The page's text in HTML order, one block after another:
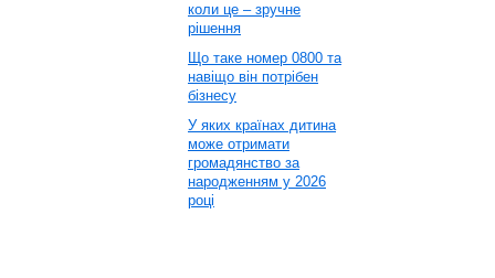
коли це – зручне
рішення
Що таке номер 0800 та
навіщо він потрібен
бізнесу
У яких країнах дитина
може отримати
громадянство за
народженням у 2026
році